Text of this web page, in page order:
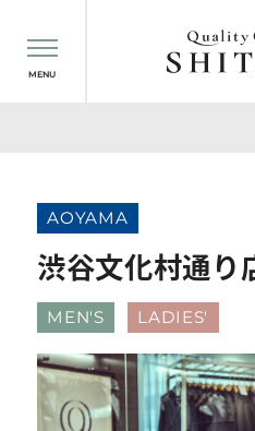
MENU
AOYAMA
渋谷文化村通り
MEN'S LADIES'